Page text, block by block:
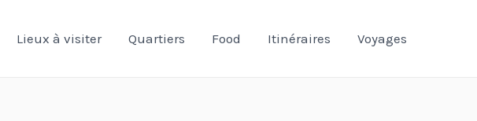
Lieux à visiter Quartiers Food Itinéraires Voyages